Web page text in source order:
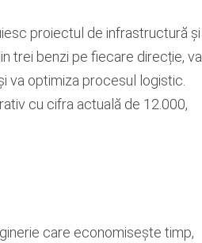
proiectul de infrastructură și
trei benzi pe fiecare direcție, va
va optimiza procesul logistic.
cu cifra actuală de 12.000,
care economisește timp,